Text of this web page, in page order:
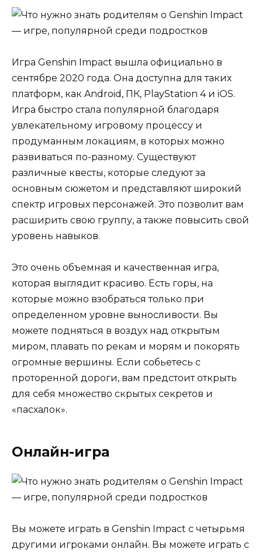
Игра Genshin Impact вышла официально в
сентябре 2020 года. Она доступна для таких
платформ, как Android, ПК, PlayStation 4 и iOS.
Игра быстро стала популярной благодаря
увлекательному игровому процессу и
продуманным локациям, в которых можно
развиваться по-разному. Существуют
различные квесты, которые следуют за
основным сюжетом и представляют широкий
спектр игровых персонажей. Это позволит вам
расширить свою группу, а также повысить свой
уровень навыков.
Это очень объемная и качественная игра,
которая выглядит красиво. Есть горы, на
которые можно взобраться только при
определенном уровне выносливости. Вы
можете подняться в воздух над открытым
миром, плавать по рекам и морям и покорять
огромные вершины. Если собьетесь с
проторенной дороги, вам предстоит открыть
для себя множество скрытых секретов и
«пасхалок».
Онлайн-игра
Вы можете играть в Genshin Impact с четырьмя
другими игроками онлайн. Вы можете играть с